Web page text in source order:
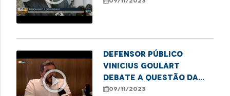
play_circle_outline
Defensor público
Vinicius Goulart
debate a questão da
alimentação especial
09/11/2023